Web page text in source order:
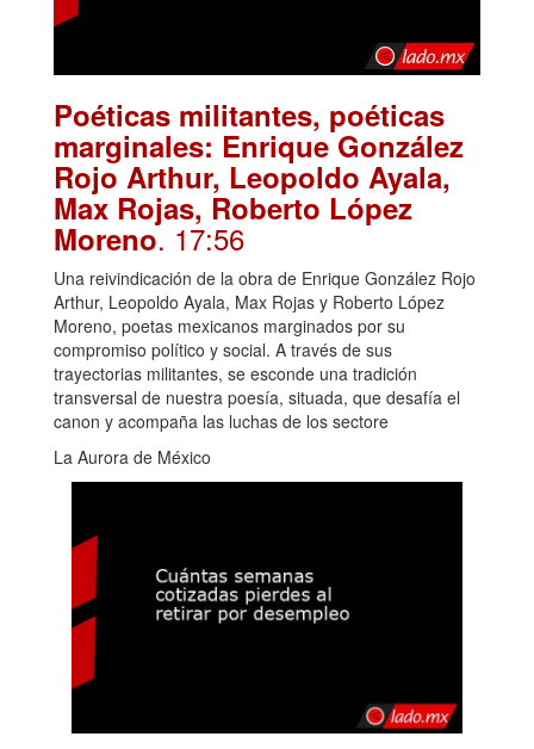
Poéticas militantes, poéticas
marginales: Enrique González
Rojo Arthur, Leopoldo Ayala,
Max Rojas, Roberto López
Moreno. 17:56
Una reivindicación de la obra de Enrique González Rojo
Arthur, Leopoldo Ayala, Max Rojas y Roberto López
Moreno, poetas mexicanos marginados por su
compromiso político y social. A través de sus
trayectorias militantes, se esconde una tradición
transversal de nuestra poesía, situada, que desafía el
canon y acompaña las luchas de los sectore
La Aurora de México